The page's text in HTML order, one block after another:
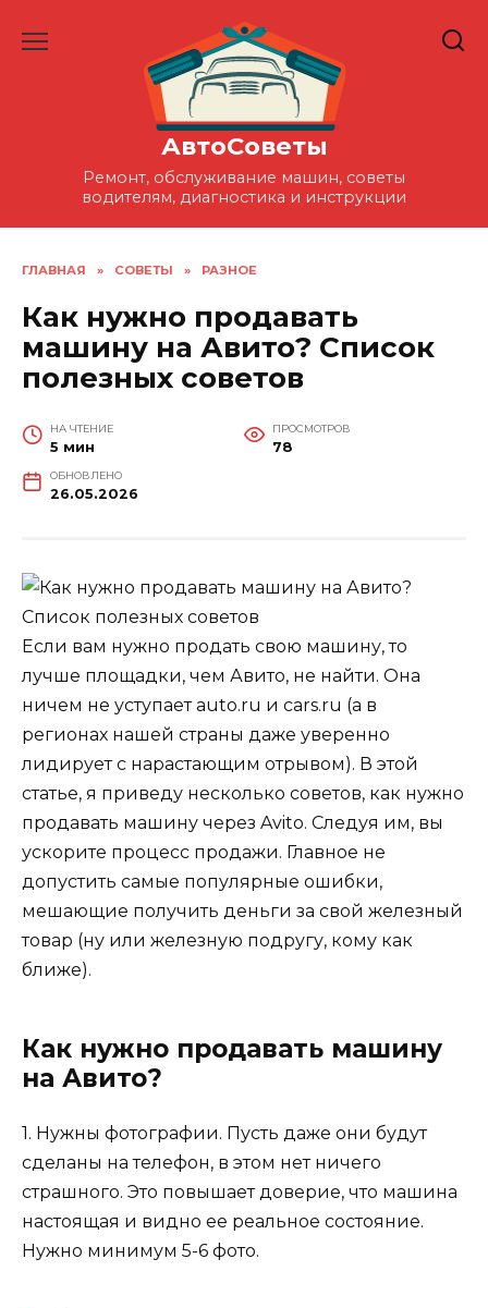
АвтоСоветы
Ремонт, обслуживание машин, советы
водителям, диагностика и инструкции
ГЛАВНАЯ » СОВЕТЫ » РАЗНОЕ
Как нужно продавать
машину на Авито? Список
полезных советов
НА ЧТЕНИЕ
5 мин
ПРОСМОТРОВ
78
ОБНОВЛЕНО
26.05.2026
Если вам нужно продать свою машину, то
лучше площадки, чем Авито, не найти. Она
ничем не уступает auto.ru и cars.ru (а в
регионах нашей страны даже уверенно
лидирует с нарастающим отрывом). В этой
статье, я приведу несколько советов, как нужно
продавать машину через Avito. Следуя им, вы
ускорите процесс продажи. Главное не
допустить самые популярные ошибки,
мешающие получить деньги за свой железный
товар (ну или железную подругу, кому как
ближе).
Как нужно продавать машину
на Авито?
1. Нужны фотографии. Пусть даже они будут
сделаны на телефон, в этом нет ничего
страшного. Это повышает доверие, что машина
настоящая и видно ее реальное состояние.
Нужно минимум 5-6 фото.